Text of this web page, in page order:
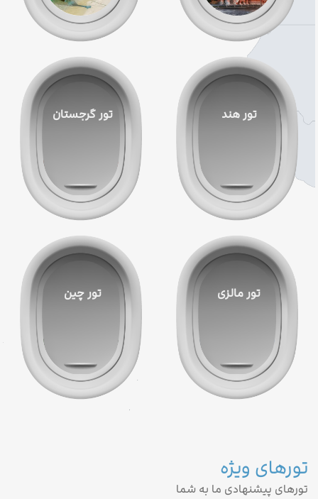
تور هند
تور گرجستان
تور مالزی تور چین
تورهای ویژه
تورهای پیشنهادی ما به شما